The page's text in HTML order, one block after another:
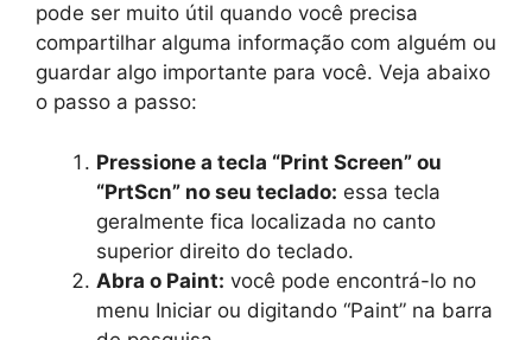
pode ser muito útil quando você precisa
compartilhar alguma informação com alguém ou
guardar algo importante para você. Veja abaixo
o passo a passo:
Pressione a tecla “Print Screen” ou
“PrtScn” no seu teclado: essa tecla
geralmente fica localizada no canto
superior direito do teclado.
Abra o Paint: você pode encontrá-lo no
menu Iniciar ou digitando “Paint” na barra